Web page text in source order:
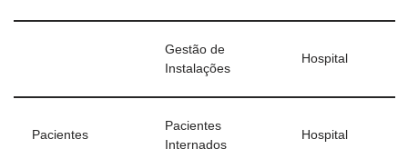
Gestão de
Instalações
Hospital
Pacientes
Pacientes
Internados
Hospital